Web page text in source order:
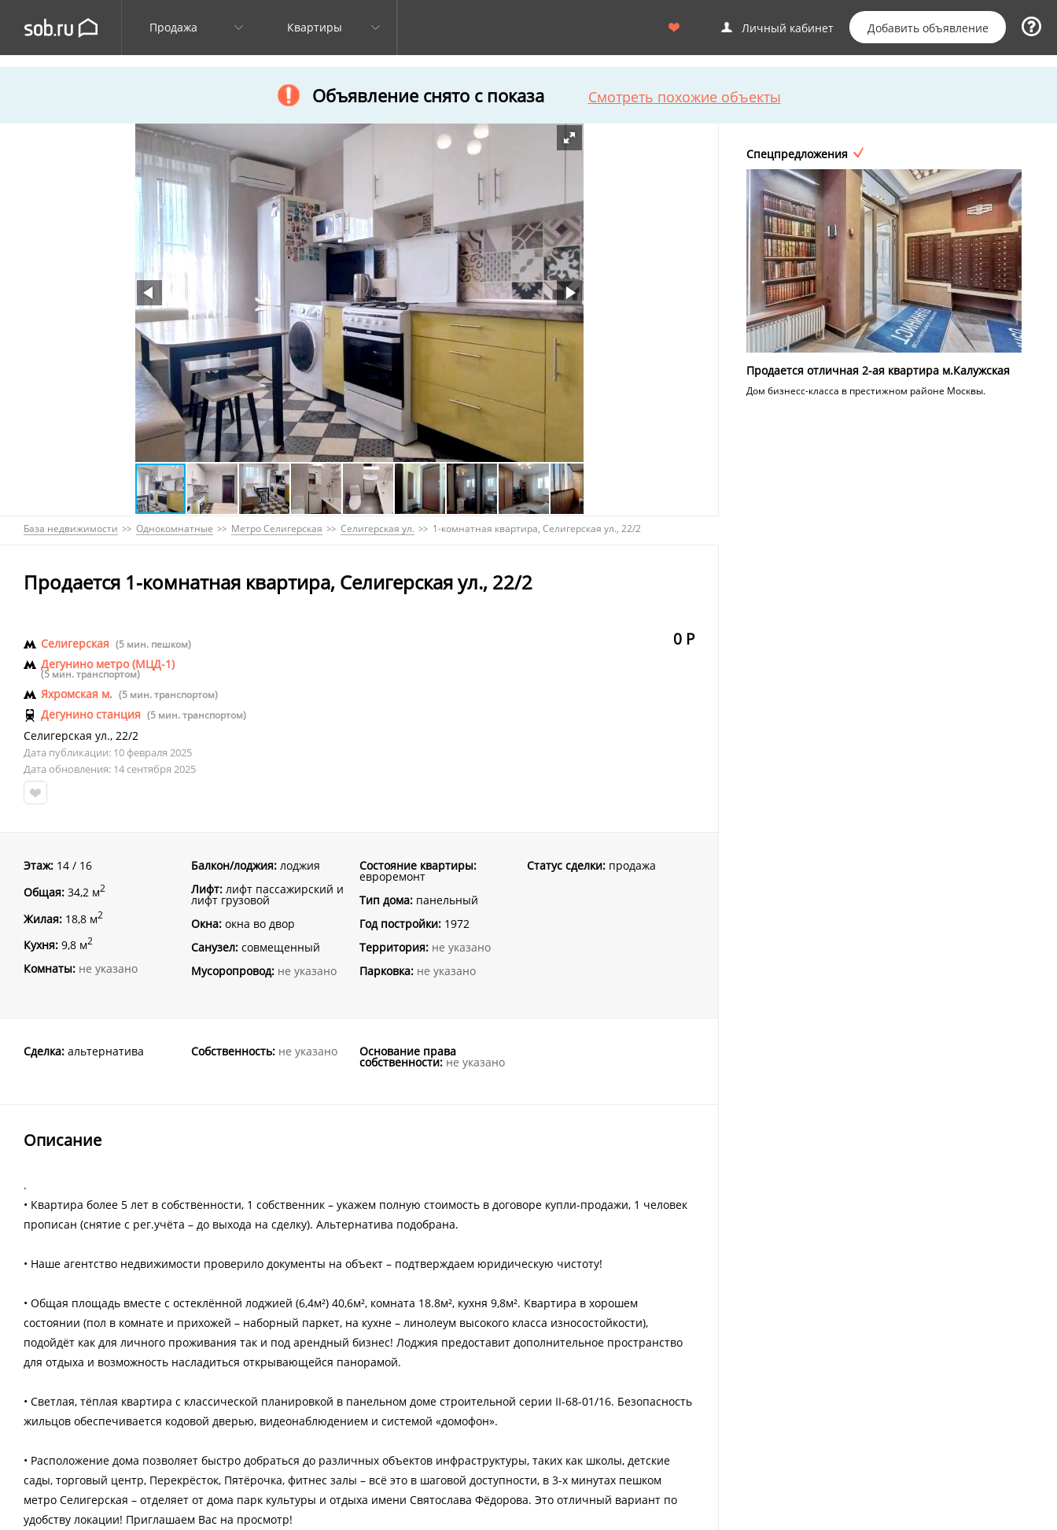
Продажа Квартиры Личный кабинет Добавить объявление
Объявление снято с показа Смотреть похожие объекты
Спецпредложения
Продается отличная 2-ая квартира м.Калужская
Дом бизнесс-класса в престижном районе Москвы.
База недвижимости Однокомнатные Метро Селигерская Селигерская ул. 1-комнатная квартира, Селигерская ул., 22/2
Продается 1-комнатная квартира, Селигерская ул., 22/2
0 Р
Селигерская (5 мин. пешком)
Дегунино метро (МЦД-1)
(5 мин. транспортом)
Яхромская м. (5 мин. транспортом)
Дегунино станция (5 мин. транспортом)
Селигерская ул., 22/2
Дата публикации: 10 февраля 2025
Дата обновления: 14 сентября 2025
Этаж: 14 / 16
Общая: 34,2 м2
Жилая: 18,8 м2
Кухня: 9,8 м2
Комнаты: не указано
Балкон/лоджия: лоджия
Лифт: лифт пассажирский и
лифт грузовой
Окна: окна во двор
Санузел: совмещенный
Мусоропровод: не указано
Состояние квартиры:
евроремонт
Тип дома:панельный
Год постройки:1972
Территория: не указано
Парковка: не указано
Статус сделки:продажа
Сделка: альтернатива Собственность: не указано Основание права
собственности: не указано
Описание
.
• Квартира более 5 лет в собственности, 1 собственник – укажем полную стоимость в договоре купли-продажи, 1 человек
прописан (снятие с рег.учёта – до выхода на сделку). Альтернатива подобрана.
• Наше агентство недвижимости проверило документы на объект – подтверждаем юридическую чистоту!
• Общая площадь вместе с остеклённой лоджией (6,4м²) 40,6м², комната 18.8м², кухня 9,8м². Квартира в хорошем
состоянии (пол в комнате и прихожей – наборный паркет, на кухне – линолеум высокого класса износостойкости),
подойдёт как для личного проживания так и под арендный бизнес! Лоджия предоставит дополнительное пространство
для отдыха и возможность насладиться открывающейся панорамой.
• Светлая, тёплая квартира с классической планировкой в панельном доме строительной серии II-68-01/16. Безопасность
жильцов обеспечивается кодовой дверью, видеонаблюдением и системой «домофон».
• Расположение дома позволяет быстро добраться до различных объектов инфраструктуры, таких как школы, детские
сады, торговый центр, Перекрёсток, Пятёрочка, фитнес залы – всё это в шаговой доступности, в 3-х минутах пешком
метро Селигерская – отделяет от дома парк культуры и отдыха имени Святослава Фёдорова. Это отличный вариант по
удобству локации! Приглашаем Вас на просмотр!